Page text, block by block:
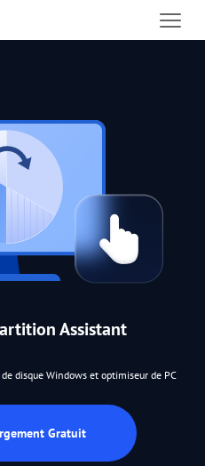
Assistant
disque Windows et optimiseur de PC
Gratuit